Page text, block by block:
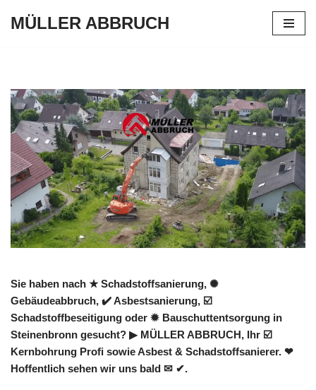
MÜLLER ABBRUCH
Sie haben nach ★ Schadstoffsanierung, ✺
Gebäudeabbruch, ✔️ Asbestsanierung, ☑️
Schadstoffbeseitigung oder ✹ Bauschuttentsorgung in
Steinenbronn gesucht? ▶︎ MÜLLER ABBRUCH, Ihr ☑️
Kernbohrung Profi sowie Asbest & Schadstoffsanierer. ❤
Hoffentlich sehen wir uns bald ✉ ✔.